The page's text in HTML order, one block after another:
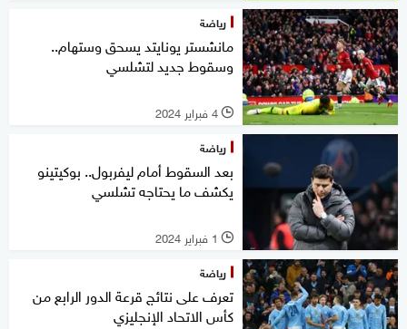
رياضة
مانشستر يونايتد يسحق وستهام..
وسقوط جديد لتشلسي
l 4 فبراير 2024
رياضة
بعد السقوط أمام ليفربول.. بوكيتينو
يكشف ما يحتاجه تشلسي
l 1 فبراير 2024
رياضة
تعرف على نتائج قرعة الدور الرابع من
كأس الاتحاد الإنجليزي